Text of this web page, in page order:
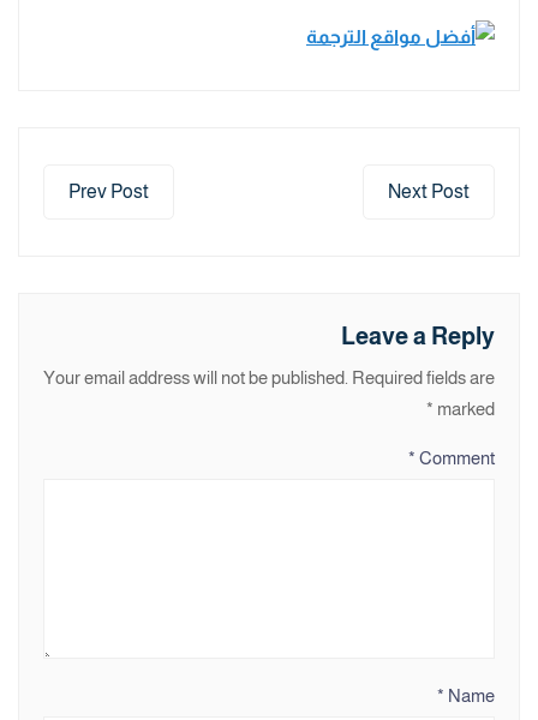
Prev Post Next Post
Leave a Reply
Your email address will not be published. Required fields are
marked
*
Comment
*
Name
*